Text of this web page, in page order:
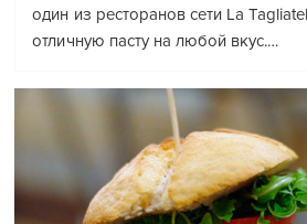
один из ресторанов сети La
отличную пасту на любой вкус.…